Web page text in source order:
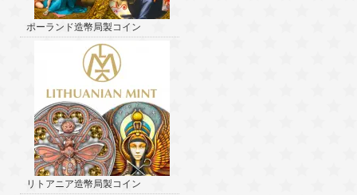
ポーランド造幣局製コイン
リトアニア造幣局製コイン